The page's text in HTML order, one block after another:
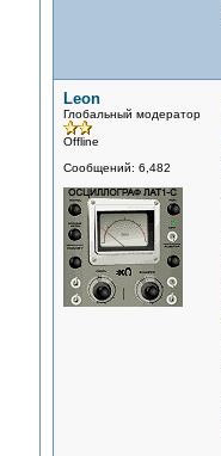
Leon
Глобальный модератор
Offline
Сообщений: 6,482